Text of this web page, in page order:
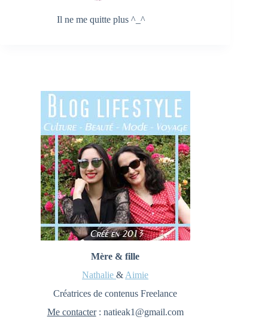
Il ne me quitte plus ^_^
Mère & fille
Nathalie& Aimie
Créatrices de contenus Freelance
Me contacter: natieak1@gmail.com